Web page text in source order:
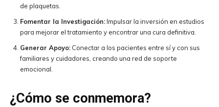
de plaquetas.
Fomentar la Investigación:Impulsar la inversión en estudios
para mejorar el tratamiento y encontrar una cura definitiva.
Generar Apoyo: Conectar a los pacientes entre sí y con sus
familiares y cuidadores, creando una red de soporte
emocional.
¿Cómo se conmemora?